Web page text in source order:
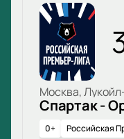
Москва,
Спартак -
0+ Российская